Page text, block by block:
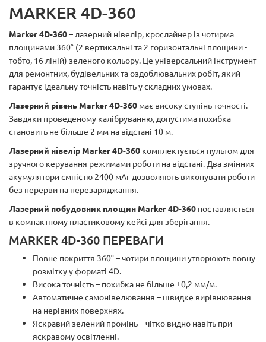
MARKER 4D-360
Marker 4D-360– лазерний нівелір, крослайнер із чотирма
площинами 360° (2 вертикальні та 2 горизонтальні площини -
тобто, 16 ліній) зеленого кольору. Це універсальний інструмент
для ремонтних, будівельних та оздоблювальних робіт, який
гарантує ідеальну точність навіть у складних умовах.
Лазерний рівень Marker 4D-360 має високу ступінь точності.
Завдяки проведеному калібруванню, допустима похибка
становить не більше 2 мм на відстані 10 м.
Лазерний нівелір Marker 4D-360 комплектується пультом для
зручного керування режимами роботи на відстані. Два змінних
акумулятори ємністю 2400 мАг дозволяють виконувати роботи
без перерви на перезаряджання.
Лазерний побудовник площин Marker 4D-360 поставляється
в компактному пластиковому кейсі для зберігання.
MARKER 4D-360 ПЕРЕВАГИ
Повне покриття 360° – чотири площини утворюють повну
розмітку у форматі 4D.
Висока точність – похибка не більше ±0,2 мм/м.
Автоматичне самонівелювання – швидке вирівнювання
на нерівних поверхнях.
Яскравий зелений промінь – чітко видно навіть при
яскравому освітленні.